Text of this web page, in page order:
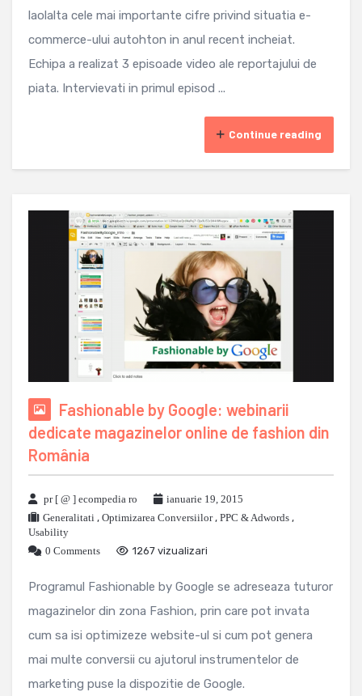
laolalta cele mai importante cifre privind situatia e-
commerce-ului autohton in anul recent incheiat.
Echipa a realizat 3 episoade video ale reportajului de
piata. Intervievati in primul episod ...
Continue reading
Fashionable by Google: webinarii
dedicate magazinelor online de fashion din
România
pr [ @ ] ecompedia ro
ianuarie 19, 2015
Generalitati , Optimizarea Conversiilor, PPC & Adwords ,
Usability
0 Comments
1267 vizualizari
Programul Fashionable by Google se adreseaza tuturor
magazinelor din zona Fashion, prin care pot invata
cum sa isi optimizeze website-ul si cum pot genera
mai multe conversii cu ajutorul instrumentelor de
marketing puse la dispozitie de Google.